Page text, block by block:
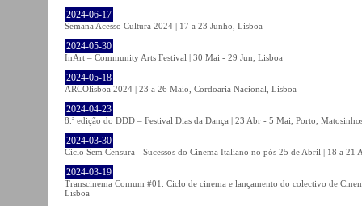
2024-06-17
Semana Acesso Cultura 2024 | 17 a 23 Junho, Lisboa
2024-05-30
InArt – Community Arts Festival | 30 Mai - 29 Jun, Lisboa
2024-05-18
ARCOlisboa 2024 | 23 a 26 Maio, Cordoaria Nacional, Lisboa
2024-04-23
8.ª edição do DDD – Festival Dias da Dança | 23 Abr - 5 Mai, Porto,
2024-03-30
Ciclo Sem Censura - Sucessos do Cinema Italiano no pós 25 de Abril | 18 a
2024-03-19
Transcinema Comum #01. Ciclo de cinema e lançamento do colectivo de
Lisboa